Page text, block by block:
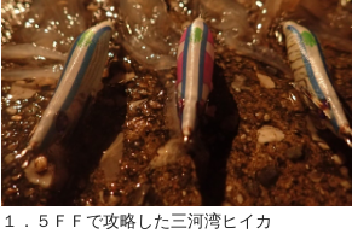
１．５ＦＦで攻略した三河湾ヒイカ